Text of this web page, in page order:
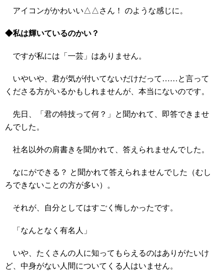
アイコンがかわいい△△さん！ のような感じに。
◆私は輝いているのかい？
ですが私には「一芸」はありません。
いやいや、君が気が付いてないだけだって……と言って
くださる方がいるかもしれませんが、本当にないのです。
先日、「君の特技って何？」と聞かれて、即答できませ
んでした。
社名以外の肩書きを聞かれて、答えられませんでした。
なにができる？ と聞かれて答えられませんでした（むし
ろできないことの方が多い）。
それが、自分としてはすごく悔しかったです。
「なんとなく有名人」
いや、たくさんの人に知ってもらえるのはありがたいけ
ど、中身がない人間についてくる人はいません。